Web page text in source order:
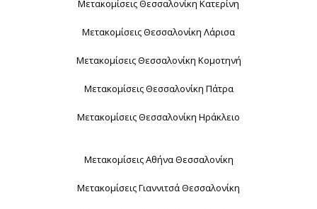
Μετακομίσεις Θεσσαλονίκη Κατερίνη
Μετακομίσεις Θεσσαλονίκη Λάρισα
Μετακομίσεις Θεσσαλονίκη Κομοτηνή
Μετακομίσεις Θεσσαλονίκη Πάτρα
Μετακομίσεις Θεσσαλονίκη Ηράκλειο
Μετακομίσεις Αθήνα Θεσσαλονίκη
Μετακομίσεις Γιαννιτσά Θεσσαλονίκη